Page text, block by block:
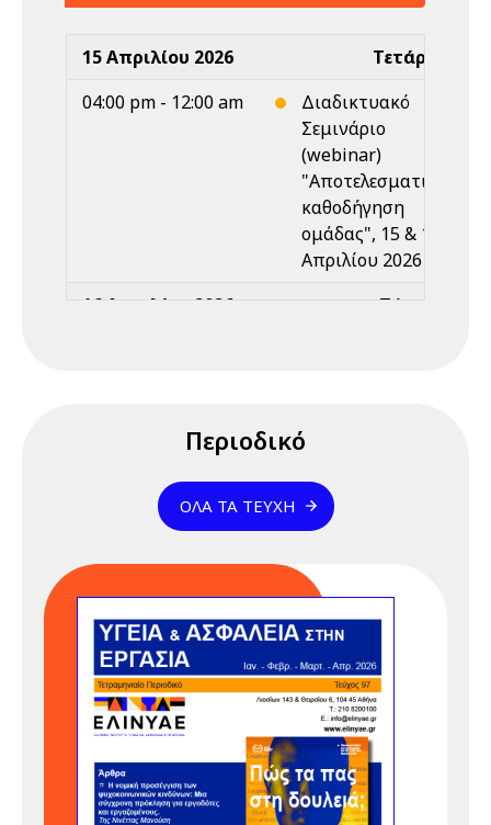
15 Απριλίου 2026
Τετάρτη
04:00 pm - 12:00 am
Διαδικτυακό
Σεμινάριο
(webinar)
"Αποτελεσματική
καθοδήγηση
ομάδας", 15 & 17
Απριλίου 2026
16 Απριλίου 2026
Πέμπτη
"Αποτελεσματική
καθοδήγηση
ομάδας", 15 & 17
Απριλίου 2026
12:00 am - 07:00 pm
Διαδικτυακό
Σεμινάριο
"Αποτελεσματική
καθοδήγηση
ομάδας", 15 & 17
Απριλίου 2026
23 Απριλίου 2026
Περιοδικό
ΌΛΑ ΤΑ ΤΕΎΧΗ